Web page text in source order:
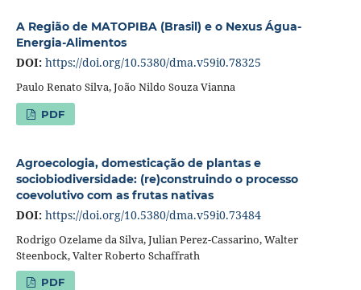
A Região de MATOPIBA (Brasil) e o Nexus Água-
Energia-Alimentos
DOI: https://doi.org/10.5380/dma.v59i0.78325
Paulo Renato Silva, João Nildo Souza Vianna
PDF
Agroecologia, domesticação de plantas e
sociobiodiversidade: (re)construindo o processo
coevolutivo com as frutas nativas
DOI: https://doi.org/10.5380/dma.v59i0.73484
Rodrigo Ozelame da Silva, Julian Perez-Cassarino, Walter
Steenbock, Valter Roberto Schaffrath
PDF